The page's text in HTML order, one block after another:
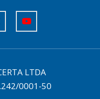
LTDA
0001-50